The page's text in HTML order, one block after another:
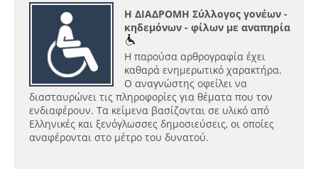
Η ΔΙΑΔΡΟΜΗ Σύλλογος γονέων -
κηδεμόνων - φίλων με αναπηρία
Η παρούσα αρθρογραφία έχει
καθαρά ενημερωτικό χαρακτήρα.
Ο αναγνώστης οφείλει να
διασταυρώνει τις πληροφορίες για θέματα που τον
ενδιαφέρουν. Τα κείμενα βασίζονται σε υλικό από
Ελληνικές και ξενόγλωσσες δημοσιεύσεις, οι οποίες
αναφέρονται στο μέτρο του δυνατού.